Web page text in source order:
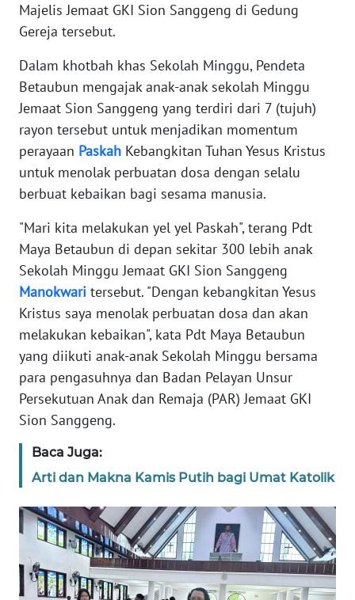
Majelis Jemaat GKI Sion Sanggeng di Gedung
Gereja tersebut.
Dalam khotbah khas Sekolah Minggu, Pendeta
Betaubun mengajak anak-anak sekolah Minggu
Jemaat Sion Sanggeng yang terdiri dari 7 (tujuh)
rayon tersebut untuk menjadikan momentum
perayaan Paskah Kebangkitan Tuhan Yesus Kristus
untuk menolak perbuatan dosa dengan selalu
berbuat kebaikan bagi sesama manusia.
"Mari kita melakukan yel yel Paskah", terang Pdt
Maya Betaubun di depan sekitar 300 lebih anak
Sekolah Minggu Jemaat GKI Sion Sanggeng
Manokwari tersebut. "Dengan kebangkitan Yesus
Kristus saya menolak perbuatan dosa dan akan
melakukan kebaikan", kata Pdt Maya Betaubun
yang diikuti anak-anak Sekolah Minggu bersama
para pengasuhnya dan Badan Pelayan Unsur
Persekutuan Anak dan Remaja (PAR) Jemaat GKI
Sion Sanggeng.
Baca Juga:
Arti dan Makna Kamis Putih bagi Umat Katolik
WN
WN
KEPRI
WN
PAPUA
PAPUA
BARAT
RIAU
WN
SERAMBI
WN
JAMBI
WN
SULTRA
WN
NTB
WN
SULTENG